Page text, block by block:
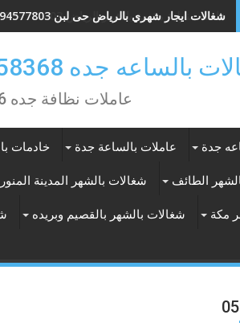
شغالات ايجار شهري بالرياض حى لبن 0594577803
جده 0594158368- 0581440346
عاملات نظافة جده 0581440346
جدة عاملات بالساعة جدة خادمات
الطائف شغالات بالشهر المدينة
مكة شغالات بالشهر بالقصيم وبريده